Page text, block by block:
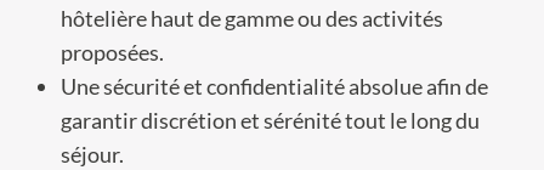
hôtelière haut de gamme ou des activités
proposées.
Une sécurité et confidentialité absolue afin de
garantir discrétion et sérénité tout le long du
séjour.